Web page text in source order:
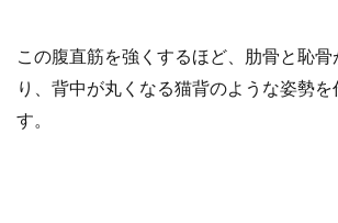
この腹直筋を強くするほど、肋骨と恥
り、背中が丸くなる猫背のような姿勢を
す。